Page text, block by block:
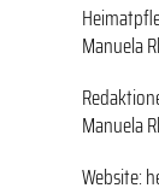
Manuela
Manuela
Website: